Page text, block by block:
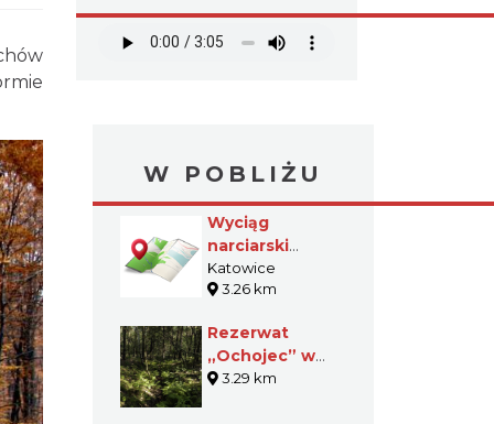
W POBLIŻU
Wyciąg
narciarski
Sopelek
Katowice
3.26 km
Rezerwat
„Ochojec” w
Katowicach
3.29 km